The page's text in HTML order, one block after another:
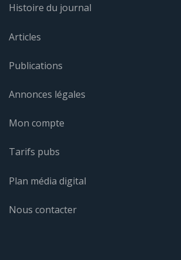
Histoire du journal
Articles
Publications
Annonces légales
Mon compte
Tarifs pubs
Plan média digital
Nous contacter